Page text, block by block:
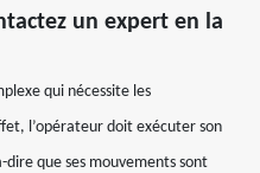
un expert en la
qui nécessite les
l’opérateur doit exécuter son
dire que ses mouvements sont